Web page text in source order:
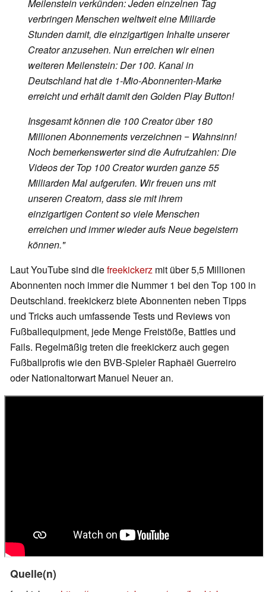
Meilenstein verkünden: Jeden einzelnen Tag
verbringen Menschen weltweit eine Milliarde
Stunden damit, die einzigartigen Inhalte unserer
Creator anzusehen. Nun erreichen wir einen
weiteren Meilenstein: Der 100. Kanal in
Deutschland hat die 1-Mio-Abonnenten-Marke
erreicht und erhält damit den Golden Play Button!
Insgesamt können die 100 Creator über 180
Millionen Abonnements verzeichnen ‒ Wahnsinn!
Noch bemerkenswerter sind die Aufrufzahlen: Die
Videos der Top 100 Creator wurden ganze 55
Milliarden Mal aufgerufen. Wir freuen uns mit
unseren Creatorn, dass sie mit ihrem
einzigartigen Content so viele Menschen
erreichen und immer wieder aufs Neue begeistern
können."
Laut YouTube sind diefreekickerz mit über 5,5 Millionen
Abonnenten noch immer die Nummer 1 bei den Top 100 in
Deutschland. freekickerz biete Abonnenten neben Tipps
und Tricks auch umfassende Tests und Reviews von
Fußballequipment, jede Menge Freistöße, Battles und
Fails. Regelmäßig treten die freekickerz auch gegen
Fußballprofis wie den BVB-Spieler Raphaël Guerreiro
oder Nationaltorwart Manuel Neuer an.
Quelle(n)